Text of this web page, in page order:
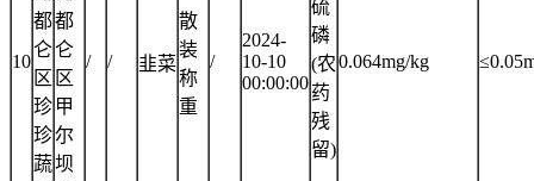
10
都
仑
区
珍
珍
蔬
都
仑
区
甲
尔
坝
/ / 韭菜
散
装
称
重
/
2024-
10-10
00:00:00
硫
磷
(农
药
残
留)
0.064mg/kg